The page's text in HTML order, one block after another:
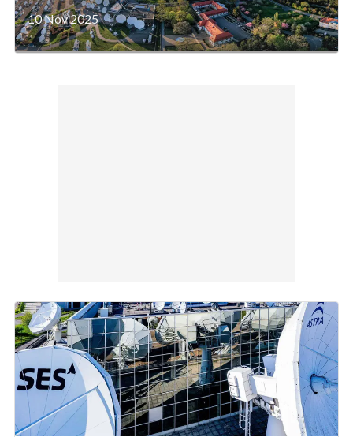
10 Nov 2025